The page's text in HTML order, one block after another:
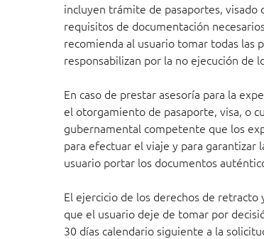
incluyen trámite de pasaportes, visado
requisitos de documentación
recomienda al usuario tomar todas las
responsabilizan por la no ejecución de
En caso de prestar asesoría para la
el otorgamiento de pasaporte, visa, o
gubernamental competente que los
para efectuar el viaje y para garantizar
usuario portar los documentos
El ejercicio de los derechos de
que el usuario deje de tomar por
30 días calendario siguiente a la